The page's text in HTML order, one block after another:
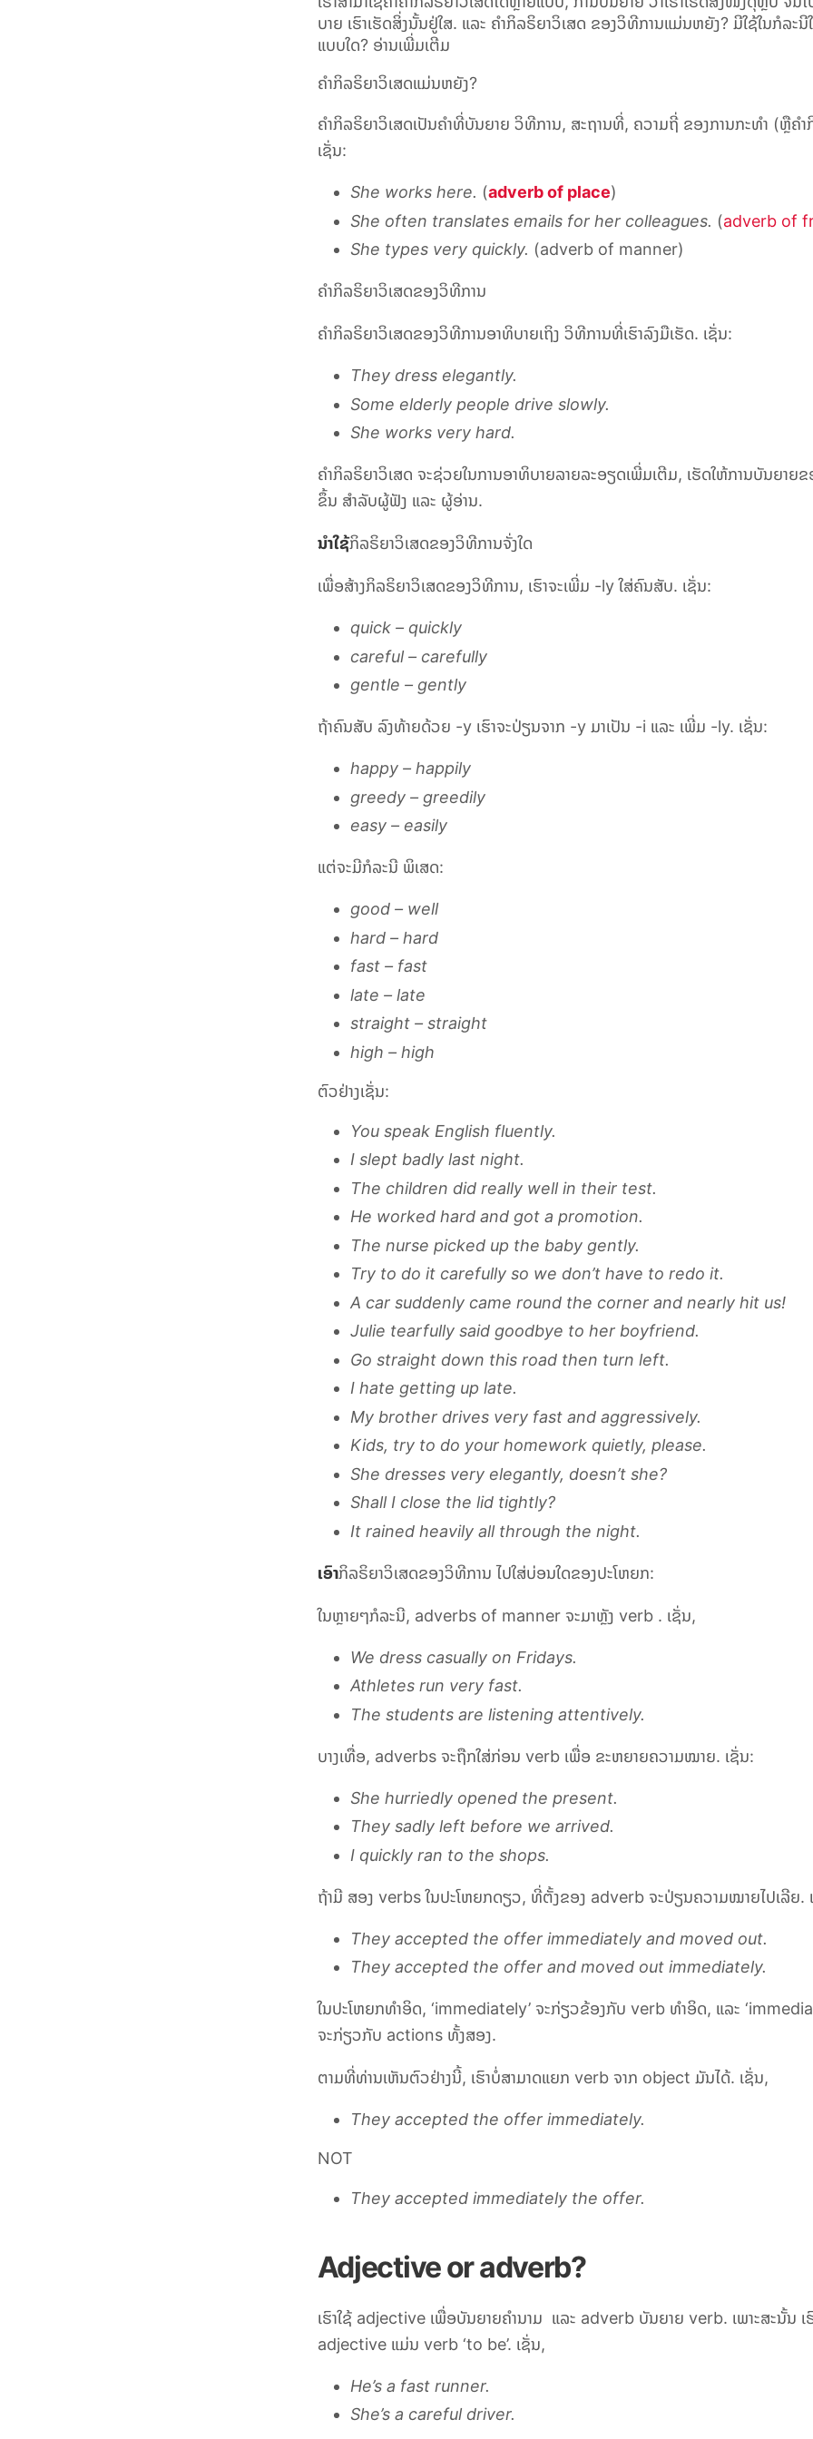
ບາຍ ເຮົາເຮັດສິ່ງນັ້ນຢູ່ໃສ. ແລະ ຄຳກິລຣິຍາວິເສດ ຂອງວິທີການແມ່ນຫຍັງ? ມີໃຊ້ໃນກໍລະນີ
ແບບໃດ? ອ່ານເພີ່ມເຕີມ
ຄຳກິລຣິຍາວິເສດແມ່ນຫຍັງ?
ຄຳກິລຣິຍາວິເສດເປັນຄຳທີ່ບັນຍາຍ ວິທີການ, ສະຖານທີ່, ຄວາມຖີ່ ຂອງການກະທຳ (ຫຼືຄຳ
ເຊັ່ນ:
She works here. (adverb of place)
She often translates emails for her colleagues. (adverb of
She types very quickly. (adverb of manner)
ຄຳກິລຣິຍາວິເສດຂອງວິທີການ
ຄຳກິລຣິຍາວິເສດຂອງວິທີການອາທິບາຍເຖິງ ວິທີການທີ່ເຮົາລົງມືເຮັດ. ເຊັ່ນ:
They dress elegantly.
Some elderly people drive slowly.
She works very hard.
ຄຳກິລຣິຍາວິເສດ ຈະຊ່ວຍໃນການອາທິບາຍລາຍລະອຽດເພີ່ມເຕີມ, ເຮັດໃຫ້ການບັນຍາຍຂ
ຂຶ້ນ ສຳລັບຜູ້ຟັງ ແລະ ຜູ້ອ່ານ.
ນຳໃຊ້ກິລຣິຍາວິເສດຂອງວິທີການຈັ່ງໃດ
ເພື່ອສ້າງກິລຣິຍາວິເສດຂອງວິທີການ, ເຮົາຈະເພີ່ມ -lyໃສ່ຄົນສັບ. ເຊັ່ນ:
quick – quickly
careful – carefully
gentle – gently
ຖ້າຄົນສັບ ລົງທ້າຍດ້ວຍ -y ເຮົາຈະປ່ຽນຈາກ -y ມາເປັນ -i ແລະ ເພີ່ມ -ly. ເຊັ່ນ:
happy – happily
greedy – greedily
easy – easily
ແຕ່ຈະມີກໍລະນີ ພິເສດ:
good – well
hard – hard
fast – fast
late – late
straight – straight
high – high
ຕົວຢ່າງເຊັ່ນ:
You speak English fluently.
I slept badly last night.
The children did really well in their test.
He worked hard and got a promotion.
The nurse picked up the baby gently.
Try to do it carefully so we don’t have to redo it.
A car suddenly came round the corner and nearly hit us!
Julie tearfully said goodbye to her boyfriend.
Go straight down this road then turn left.
I hate getting up late.
My brother drives very fast and aggressively.
Kids, try to do your homework quietly, please.
She dresses very elegantly, doesn’t she?
Shall I close the lid tightly?
It rained heavily all through the night.
ເອົາກິລຣິຍາວິເສດຂອງວິທີການ ໄປໃສ່ບ່ອນໃດຂອງປະໂຫຍກ:
ໃນຫຼາຍໆກໍລະນີ, adverbs of manner ຈະມາຫຼັງ verb. ເຊັ່ນ,
We dress casually on Fridays.
Athletes run very fast.
The students are listening attentively.
ບາງເທື່ອ, adverbs ຈະຖືກໃສ່ກ່ອນ verbເພື່ອ ຂະຫຍາຍຄວາມໝາຍ. ເຊັ່ນ:
She hurriedly opened the present.
They sadly left before we arrived.
I quickly ran to the shops.
ຖ້າມີ ສອງ verbsໃນປະໂຫຍກດຽວ, ທີ່ຕັ້ງຂອງ adverbຈະປ່ຽນຄວາມໝາຍໄປເລີຍ.
They accepted the offer immediately and moved out.
They accepted the offer and moved out immediately.
ໃນປະໂຫຍກທຳອິດ, ‘immediately’ຈະກ່ຽວຂ້ອງກັບ verbທຳອິດ, ແລະ
ຈະກ່ຽວກັບ actions ທັ້ງສອງ.
ຕາມທີ່ທ່ານເຫັນຕົວຢ່າງນີ້, ເຮົາບໍ່ສາມາດແຍກ verb ຈາກ object ມັນໄດ້. ເຊັ່ນ,
They accepted the offer immediately.
NOT
They accepted immediately the offer.
Adjective or adverb?
ເຮົາໃຊ້ adjective ເພື່ອບັນຍາຍຄຳນາມ ແລະ adverbບັນຍາຍ verb. ເພາະສະນັ້ນ ເ
adjectiveແມ່ນ verb ‘to be’. ເຊັ່ນ,
He’s a fast runner.
She’s a careful driver.